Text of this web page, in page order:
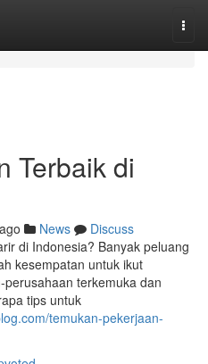
Terbaik di
News
Discuss
di Indonesia? Banyak peluang
kesempatan untuk ikut
terkemuka dan
tips untuk
temukan-pekerjaan-